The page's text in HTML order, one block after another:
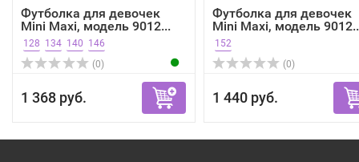
Футболка для девочек
Mini Maxi, модель 9012...
128 134 140 146
(0)
1 368 руб.
Футболка для девочек
Mini Maxi, модель
152
(0)
1 440 руб.